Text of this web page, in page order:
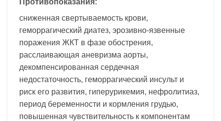
сниженная свертываемость крови,
геморрагический диатез, эрозивно-язвенные
поражения ЖКТ в фазе обострения,
расслаивающая аневризма аорты,
декомпенсированная сердечная
недостаточность, геморрагический инсульт и
риск его развития, гиперурикемия, нефролитиаз,
период беременности и кормления грудью,
повышенная чувствительность к компонентам